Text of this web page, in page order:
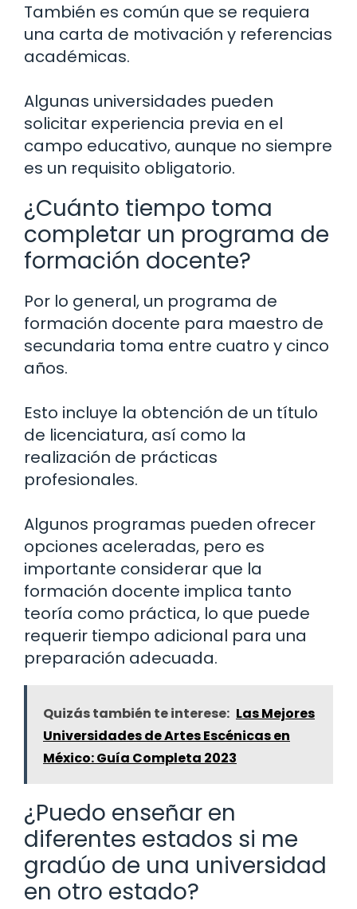
También es común que se requiera
una carta de motivación y referencias
académicas.
Algunas universidades pueden
solicitar experiencia previa en el
campo educativo, aunque no siempre
es un requisito obligatorio.
¿Cuánto tiempo toma
completar un programa de
formación docente?
Por lo general, un programa de
formación docente para maestro de
secundaria toma entre cuatro y cinco
años.
Esto incluye la obtención de un título
de licenciatura, así como la
realización de prácticas
profesionales.
Algunos programas pueden ofrecer
opciones aceleradas, pero es
importante considerar que la
formación docente implica tanto
teoría como práctica, lo que puede
requerir tiempo adicional para una
preparación adecuada.
Quizás también te interese: Las Mejores
Universidades de Artes Escénicas en
México: Guía Completa 2023
¿Puedo enseñar en
diferentes estados si me
gradúo de una universidad
en otro estado?